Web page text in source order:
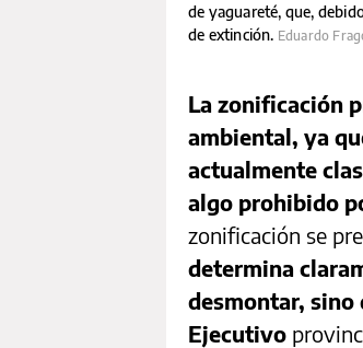
de yaguareté, que,
de extinción. Eduardo
La zonificación
ambiental, ya
actualmente
algo prohibido
zonificación se
determina
desmontar, sino
Ejecutivo